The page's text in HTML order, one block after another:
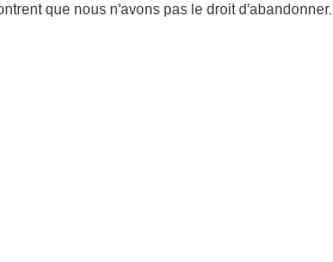
que nous n'avons pas le droit d'abandonner.